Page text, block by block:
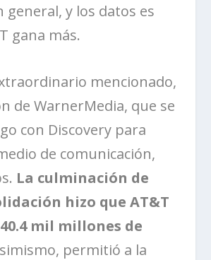
general, y los datos es
gana más.
mencionado,
de WarnerMedia, que se
con Discovery para
de comunicación,
La culminación de
hizo que AT&T
mil millones de
permitió a la